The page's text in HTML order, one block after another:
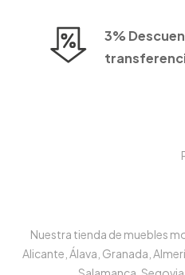
3%
Nuestra tienda de muebles
Alicante, Álava, Granada,